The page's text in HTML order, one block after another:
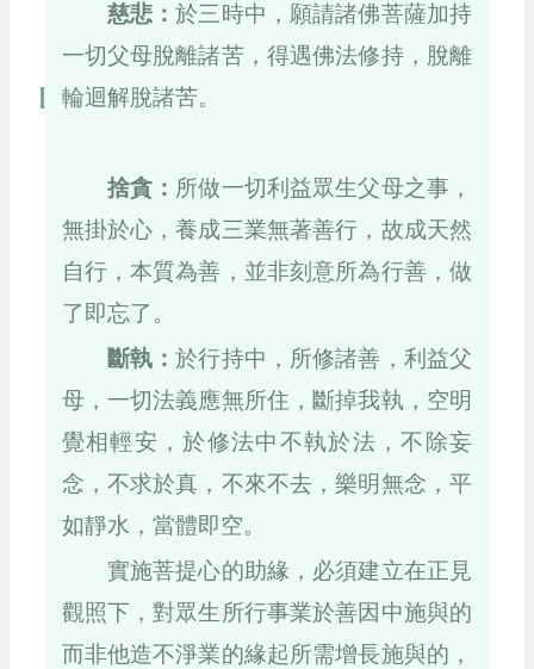
慈悲：於三時中，願請諸佛菩薩加持
一切父母脫離諸苦，得遇佛法修持，脫離
輪迴解脫諸苦。
捨貪： 所做一切利益眾生父母之事，
無掛於心，養成三業無著善行，故成天然
自行，本質為善，並非刻意所為行善，做
了即忘了。
斷執：於行持中，所修諸善，利益父
母，一切法義應無所住，斷掉我執，空明
覺相輕安，於修法中不執於法，不除妄
念，不求於真，不來不去，樂明無念，平
如靜水，當體即空。
實施菩提心的助緣，必須建立在正見
觀照下，對眾生所行事業於善因中施與的
而非他造不淨業的緣起所需增長施與的，